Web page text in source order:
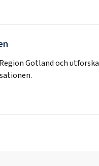
Region Gotlandoch utforska